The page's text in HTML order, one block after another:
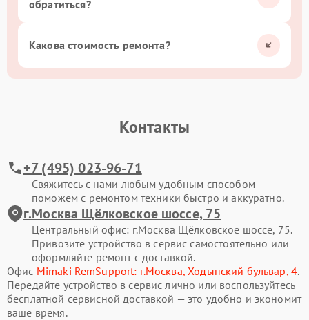
обратиться?
Какова стоимость ремонта?
Контакты
+7 (495) 023-96-71
Свяжитесь с нами любым удобным способом —
поможем с ремонтом техники быстро и аккуратно.
г.Москва Щёлковское шоссе, 75
Центральный офис: г.Москва Щёлковское шоссе, 75.
Привозите устройство в сервис самостоятельно или
оформляйте ремонт с доставкой.
Офис Mimaki RemSupport: г.Москва, Ходынский бульвар, 4.
Передайте устройство в сервис лично или воспользуйтесь
бесплатной сервисной доставкой — это удобно и экономит
ваше время.